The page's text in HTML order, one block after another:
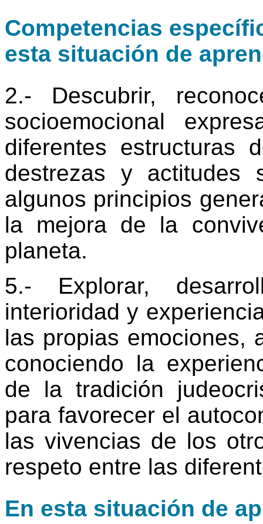
Competencias
esta situación de
2.- Descubrir,
socioemocional
diferentes estructuras
destrezas y actitudes
algunos principios
la mejora de la
planeta.
5.- Explorar,
interioridad y
las propias emociones,
conociendo la
de la tradición
para favorecer el
las vivencias de los
respeto entre las
En esta situación de